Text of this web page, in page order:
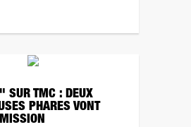
SUR TMC : DEUX
PHARES VONT